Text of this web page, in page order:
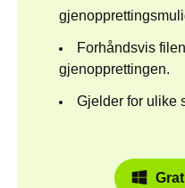
Forhåndsvis
gjenopprettingen.
Gjelder for ulike